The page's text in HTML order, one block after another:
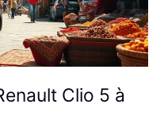
Clio 5 à